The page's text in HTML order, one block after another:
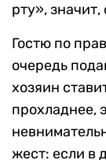
рту»,
Гостю по
очередь
хозяин
прохладнее,
жест: если в